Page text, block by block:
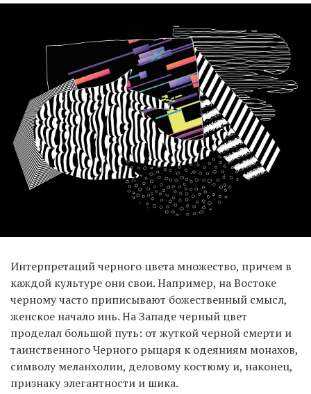
Интерпретаций черного цвета множество, причем в
каждой культуре они свои. Например, на Востоке
черному часто приписывают божественный смысл,
женское начало инь. На Западе черный цвет
проделал большой путь: от жуткой черной смерти и
таинственного Черного рыцаря к одеяниям монахов,
символу меланхолии, деловому костюму и, наконец,
признаку элегантности и шика.